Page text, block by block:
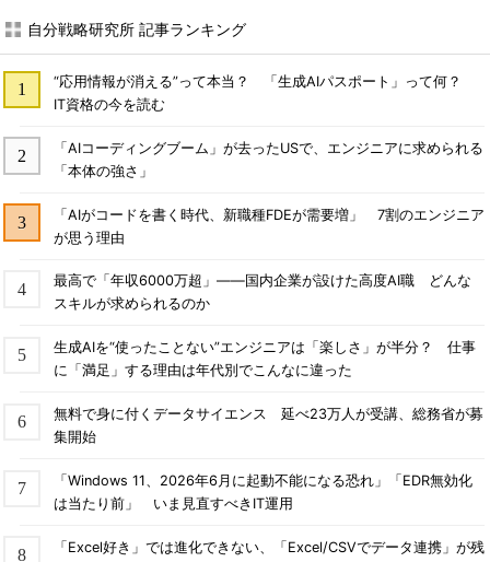
自分戦略研究所 記事ランキング
“応用情報が消える”って本当？ 「生成AIパスポート」って何？
IT資格の今を読む
「AIコーディングブーム」が去ったUSで、エンジニアに求められる
「本体の強さ」
「AIがコードを書く時代、新職種FDEが需要増」 7割のエンジニア
が思う理由
最高で「年収6000万超」――国内企業が設けた高度AI職 どんな
スキルが求められるのか
生成AIを“使ったことない”エンジニアは「楽しさ」が半分？ 仕事
に「満足」する理由は年代別でこんなに違った
無料で身に付くデータサイエンス 延べ23万人が受講、総務省が募
集開始
「Windows 11、2026年6月に起動不能になる恐れ」「EDR無効化
は当たり前」 いま見直すべきIT運用
「Excel好き」では進化できない、「Excel/CSVでデータ連携」が残